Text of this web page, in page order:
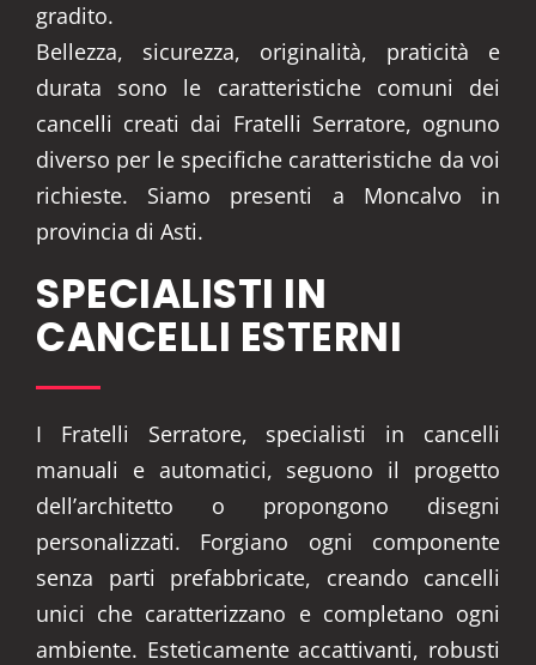
gradito.
Bellezza, sicurezza, originalità, praticità e
durata sono le caratteristiche comuni dei
cancelli creati dai Fratelli Serratore, ognuno
diverso per le specifiche caratteristiche da voi
richieste. Siamo presenti a Moncalvo in
provincia di Asti.
SPECIALISTI IN
CANCELLI ESTERNI
I Fratelli Serratore, specialisti in cancelli
manuali e automatici, seguono il progetto
dell’architetto o propongono disegni
personalizzati. Forgiano ogni componente
senza parti prefabbricate, creando cancelli
unici che caratterizzano e completano ogni
ambiente. Esteticamente accattivanti, robusti